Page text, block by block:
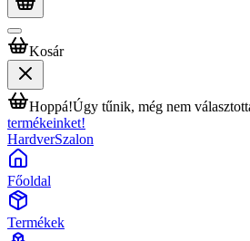
Kosár
Hoppá!Úgy tűnik, még nem
termékeinket!
HardverSzalon
Főoldal
Termékek